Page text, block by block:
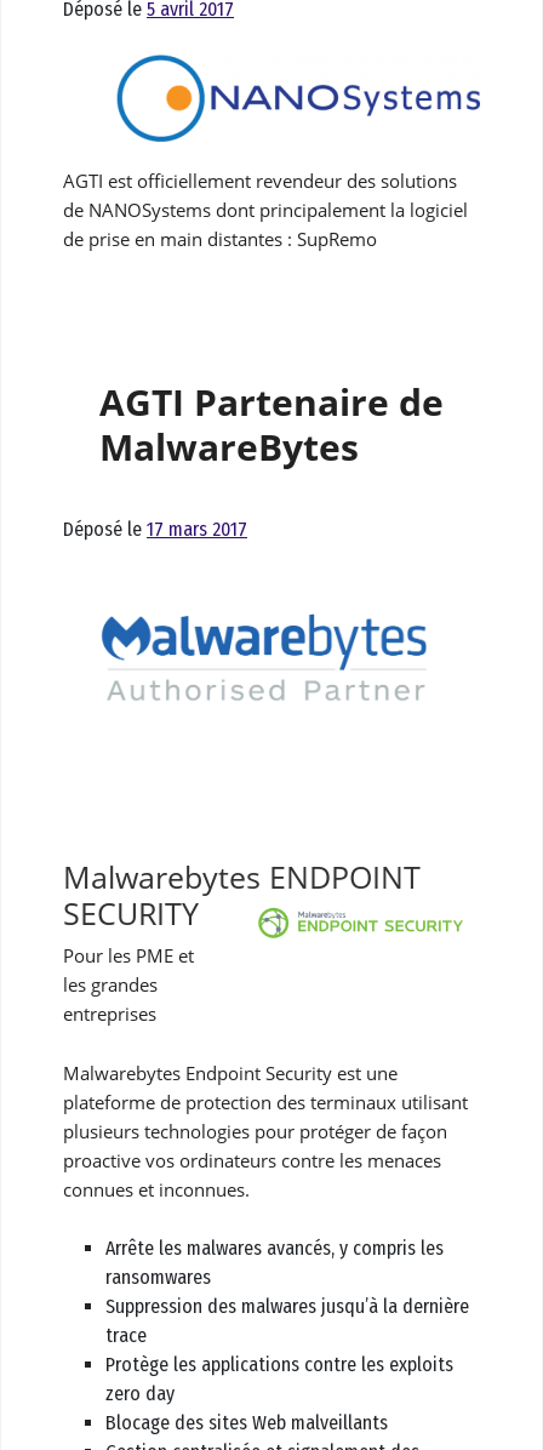
Déposé le 5 avril 2017
AGTI est officiellement revendeur des solutions
de NANOSystems dont principalement la logiciel
de prise en main distantes : SupRemo
AGTI Partenaire de
MalwareBytes
Déposé le 17 mars 2017
Malwarebytes ENDPOINT
SECURITY
Pour les PME et
les grandes
entreprises
Malwarebytes Endpoint Security est une
plateforme de protection des terminaux utilisant
plusieurs technologies pour protéger de façon
proactive vos ordinateurs contre les menaces
connues et inconnues.
Arrête les malwares avancés, y compris les
ransomwares
Suppression des malwares jusqu’à la dernière
trace
Protège les applications contre les exploits
zero day
Blocage des sites Web malveillants